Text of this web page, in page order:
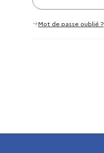
Mot de passe oublié ?